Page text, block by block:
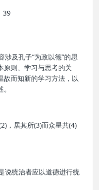
39
涉及孔子“为政以德”的思
原则、学习与思考的关
故而知新的学习方法，以
，居其所(3)而众星共(4)
说统治者应以道德进行统